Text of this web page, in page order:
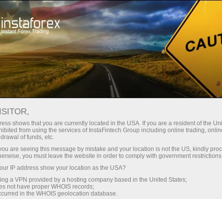
通过InstaForex获得真正竞争力的机
点差和手续费，以及股票和指数交
易的优惠条件
最低
每笔存款
30%奖金
交易速度
与赛道速度
shows that you are currently located in the USA. If you are a resident of the
from using the services of InstaFintech Group including online trading,
of funds, etc.
are seeing this message by mistake and your location is not the US, kindly
you must leave the website in order to comply with government
IP address show your location as the USA?
a VPN provided by a hosting company based in the United States;
not have proper WHOIS records;
in the WHOIS geolocation database.